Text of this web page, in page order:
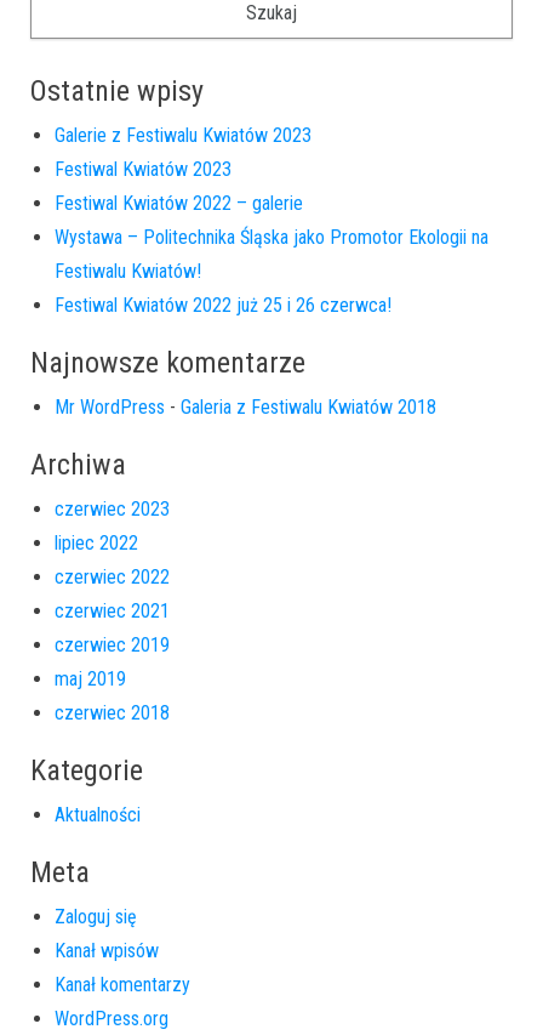
Ostatnie wpisy
Galerie z Festiwalu Kwiatów 2023
Festiwal Kwiatów 2023
Festiwal Kwiatów 2022 – galerie
Wystawa – Politechnika Śląska jako Promotor Ekologii na
Festiwalu Kwiatów!
Festiwal Kwiatów 2022 już 25 i 26 czerwca!
Najnowsze komentarze
Mr WordPress - Galeria z Festiwalu Kwiatów 2018
Archiwa
czerwiec 2023
lipiec 2022
czerwiec 2022
czerwiec 2021
czerwiec 2019
maj 2019
czerwiec 2018
Kategorie
Aktualności
Meta
Zaloguj się
Kanał wpisów
Kanał komentarzy
WordPress.org